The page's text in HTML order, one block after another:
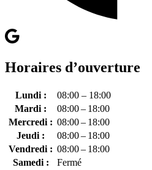
Horaires d’ouverture
Lundi :
08:00 – 18:00
Mardi :
08:00 – 18:00
Mercredi : 08:00 – 18:00
Jeudi :
08:00 – 18:00
Vendredi : 08:00 – 18:00
Samedi :
Fermé